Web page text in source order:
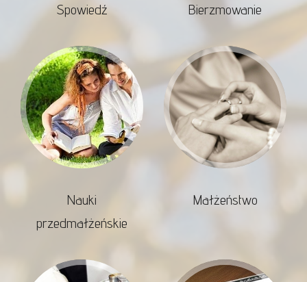
Spowiedź Bierzmowanie
Nauki
przedmałżeńskie
Małżeństwo